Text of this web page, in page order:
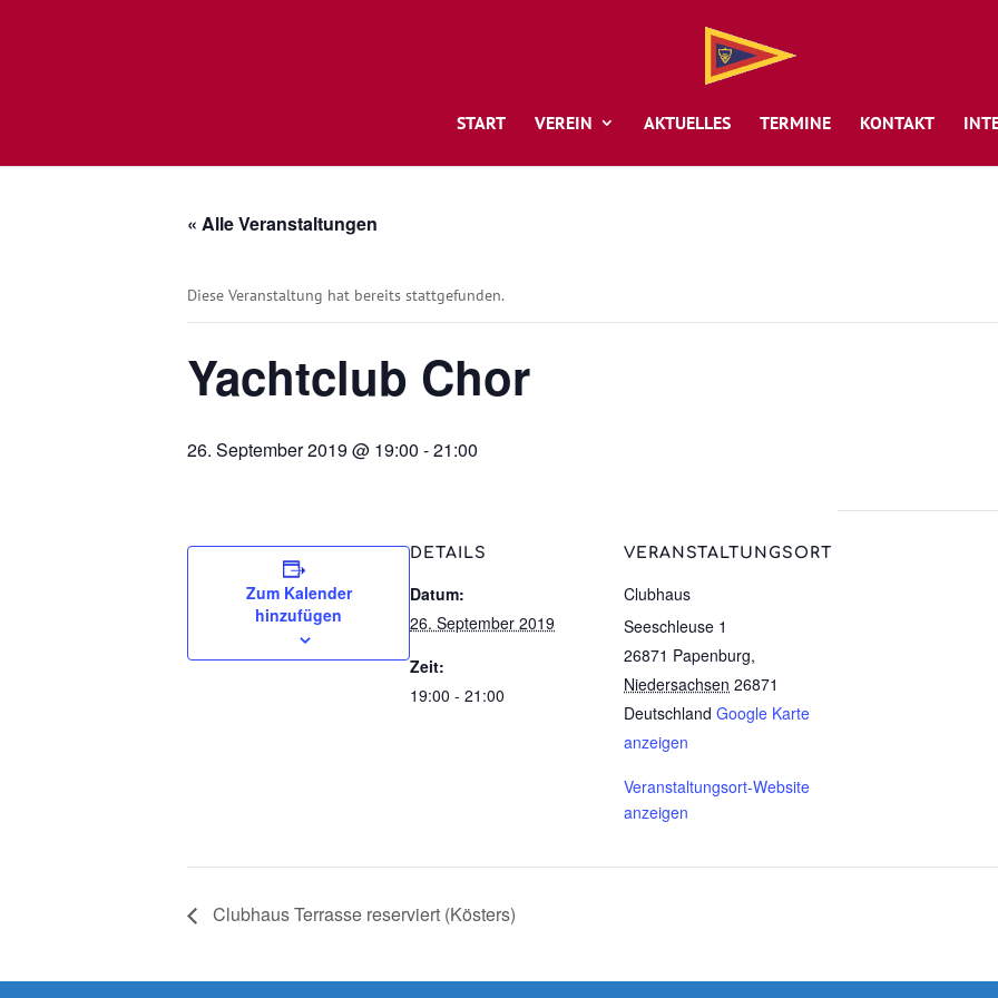
START VEREIN AKTUELLES TERMINE KONTAKT
« Alle Veranstaltungen
Diese Veranstaltung hat bereits stattgefunden.
Yachtclub Chor
26. September 2019 @ 19:00 -21:00
Zum Kalender
hinzufügen
DETAILS
Datum:
26. September 2019
Zeit:
19:00 - 21:00
VERANSTALTUNGSORT
Clubhaus
Seeschleuse 1
26871 Papenburg,
Niedersachsen 26871
Deutschland Google Karte
anzeigen
Veranstaltungsort-Website
anzeigen
Clubhaus Terrasse reserviert (Kösters)